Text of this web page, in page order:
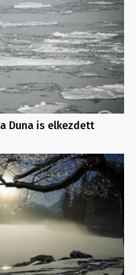
Duna is elkezdett